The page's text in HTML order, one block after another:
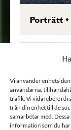
Vi använder
användarna,
trafik. Vi
från din enhet till de
samarbetar med.
information som du
Porträtt•